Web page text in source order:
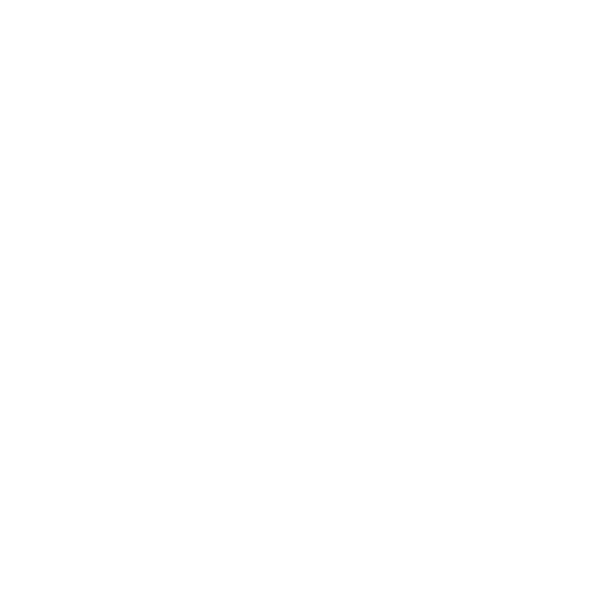
täglichen Tauchausfahrten im Februar 2023!
der kleinen und auch großen Schätze, die unser schönes Rotes Meer zu bieten hat. Außerdem erzählen sie über all das, was sie auf
auf unseren mehrtägigen Minisafaris halten sie euch stets auf dem Laufenden. Egal, ob Early Morning Dive oder
Abu Nuhas oder an der Thistlegorm stehen auf dem Programm. Ob im Norden oder Süden, ihr seid mit an Bord!
erscheinen täglich! 365 Tage im Jahr könnt ihr mit uns zusammen auf die Reise gehen und im
täglichen Tauchausfahrten!
als gewohnt, deshalb jedoch nicht weniger motiviert auf den Weg zu unserer Einsteigertour.
den Weg nach „Carlsons Corner“, wo unser ersten Tauchgang stattfinden sollte. Auf dem
Wasser sprang. Mit so einem tollen Start in den Tag kann es ja nur so weiter gehen. In
einen Drift machen, die anderen entschieden sich für einen stationären Tauchgang, darunter auch
Muränen, Teppich-Krokodilfisch und vielen weiteren Schwärme bewundert hatten.
gedeckt. Nach einem leckeren Mittagessen machten wir eine kleine Mittagspause. Wir
Wasser ab. Jedoch verging nicht allzu lange Zeit bis die Glocke wieder klingelte und das kann
machten wir und auf den Weg nach Ham Ham. Diesmal entschieden sich alle für einen
eine kleine Schildkröte unseren Weg, die wohl einen dringenden Termin im Blauwasser hatte.
sahen wir erneut einen Schatten näher kommen, ein Adlerrochen zog anmutig seine Bahnen.
hinter ihm. Wir bewunderten seine schöne Marmorierung. Die Strömung drückte uns aber
der Einzige seiner Art der uns heute begegnete. Wir ließen uns über das Plateau treiben und
Zuerst den Vater und später dann Mama mit Kind, die auf einem Ausflug unterwegs
waren alle drei wunderschön, als sie in einer Formatierung schwammen, die aussah, als hätten